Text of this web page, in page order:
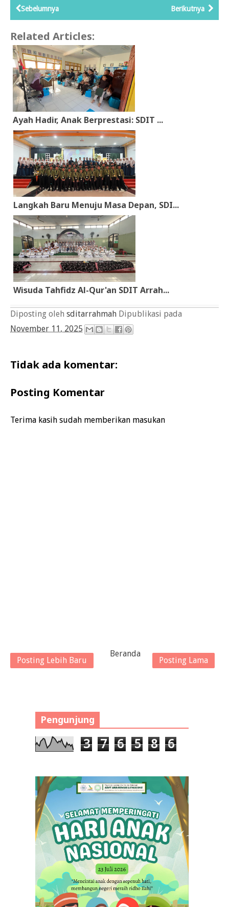
Berikutnya
Sebelumnya
Related Articles:
Ayah Hadir, Anak Berprestasi: SDIT ...
Langkah Baru Menuju Masa Depan, SDI...
Wisuda Tahfidz Al-Qur'an SDIT Arrah...
Diposting oleh sditarrahmah Dipublikasi pada
November 11, 2025
Tidak ada komentar:
Posting Komentar
Terima kasih sudah memberikan masukan
Posting Lebih Baru Posting Lama
Beranda
Pengunjung
3 7 6 5 8 6